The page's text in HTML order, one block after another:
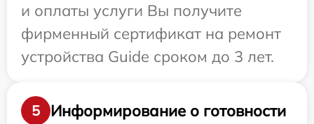
и оплаты услуги Вы получите
фирменный сертификат на ремонт
устройства Guide сроком до 3 лет.
5
Информирование о готовности